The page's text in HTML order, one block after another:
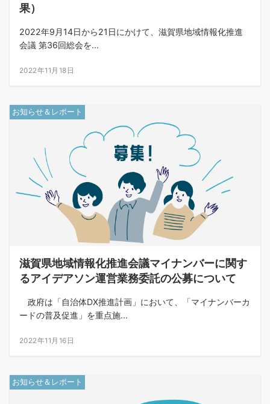
果）
2022年9月14日から21日にかけて、滋賀県地域情報化推進
会議 第36回総会を...
2022年11月18日
お知らせ＆レポート
滋賀県地域情報化推進会議マイナンバーに関す
るアイデアソン運営業務委託の公募について
政府は「自治体DX推進計画」において、「マイナンバーカ
ードの普及促進」を重点施...
2022年11月16日
お知らせ＆レポート